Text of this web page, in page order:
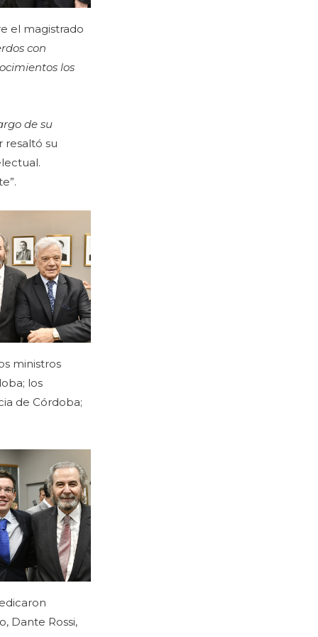
el magistrado
con
los
de su
resaltó su
ministros
los
de Córdoba;
Dante Rossi,